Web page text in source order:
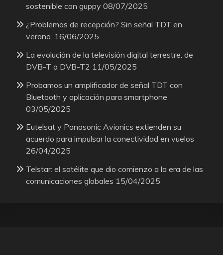
sostenible con guppy 08/07/2025
¿Problemas de recepción? Sin señal TDT en
verano. 16/06/2025
La evolución de la televisión digital terrestre: de
DVB-T a DVB-T2 11/05/2025
Probamos un amplificador de señal TDT con
Bluetooth y aplicación para smartphone
03/05/2025
Eutelsat y Panasonic Avionics extienden su
acuerdo para impulsar la conectividad en vuelos
26/04/2025
Telstar: el satélite que dio comienzo a la era de las
comunicaciones globales 15/04/2025